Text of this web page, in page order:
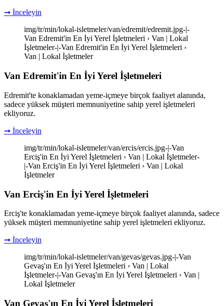
➞ İnceleyin
img/tr/min/lokal-isletmeler/van/edremit/edremit.jpg-|-
Van Edremit'in En İyi Yerel İşletmeleri › Van | Lokal
İşletmeler-|-Van Edremit'in En İyi Yerel İşletmeleri ›
Van | Lokal İşletmeler
Van Edremit'in En İyi Yerel İşletmeleri
Edremit'te konaklamadan yeme-içmeye birçok faaliyet alanında,
sadece yüksek müşteri memnuniyetine sahip yerel işletmeleri
ekliyoruz.
➞ İnceleyin
img/tr/min/lokal-isletmeler/van/ercis/ercis.jpg-|-Van
Erciş'in En İyi Yerel İşletmeleri › Van | Lokal İşletmeler-
|-Van Erciş'in En İyi Yerel İşletmeleri › Van | Lokal
İşletmeler
Van Erciş'in En İyi Yerel İşletmeleri
Erciş'te konaklamadan yeme-içmeye birçok faaliyet alanında, sadece
yüksek müşteri memnuniyetine sahip yerel işletmeleri ekliyoruz.
➞ İnceleyin
img/tr/min/lokal-isletmeler/van/gevas/gevas.jpg-|-Van
Gevaş'ın En İyi Yerel İşletmeleri › Van | Lokal
İşletmeler-|-Van Gevaş'ın En İyi Yerel İşletmeleri › Van |
Lokal İşletmeler
Van Gevaş'ın En İyi Yerel İşletmeleri